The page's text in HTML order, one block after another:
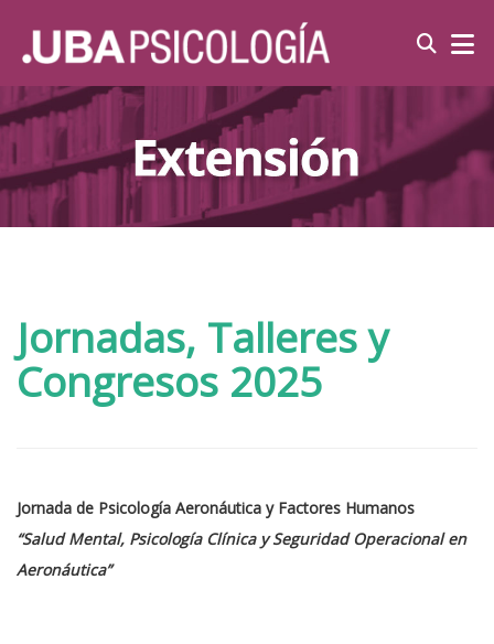
Jornadas, Talleres y
Congresos 2025
Jornada de Psicología Aeronáutica y Factores Humanos
“Salud Mental, Psicología Clínica y Seguridad Operacional en
Aeronáutica”